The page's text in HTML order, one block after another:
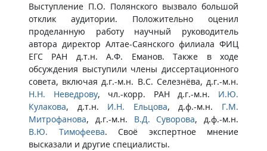
Выступление П.О. Полянского вызвало большой
отклик аудитории. Положительно оценил
проделанную работу научный руководитель
автора директор Алтае-Саянского филиала ФИЦ
ЕГС РАН д.т.н. А.Ф. Еманов. Также в ходе
обсуждения выступили члены диссертационного
совета, включая д.г.-м.н. В.С. Селезнёва, д.г.-м.н.
Н.Н. Неведрову, чл.-корр. РАН д.г.-м.н. И.Ю.
Кулакова, д.т.н. И.Н. Ельцова, д.ф.-м.н. Г.М.
Митрофанова, д.г.-м.н. В.Д. Суворова, д.ф.-м.н.
В.Ю. Тимофеева. Своё экспертное мнение
высказали и другие специалисты.